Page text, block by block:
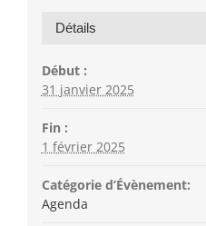
Détails
Début :
31 janvier 2025
Fin :
1 février 2025
Catégorie d’Évènement:
Agenda